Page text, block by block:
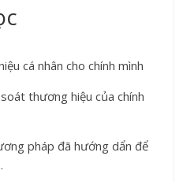
cá nhân cho chính mình
thương hiệu của chính
pháp đã hướng dẩn để